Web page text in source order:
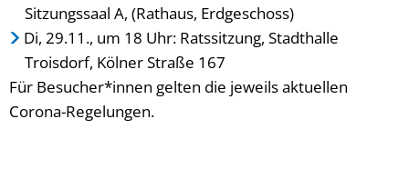
Sitzungssaal A, (Rathaus, Erdgeschoss)
Di, 29.11., um 18 Uhr: Ratssitzung, Stadthalle
Troisdorf, Kölner Straße 167
Für Besucher*innen gelten die jeweils aktuellen
Corona-Regelungen.